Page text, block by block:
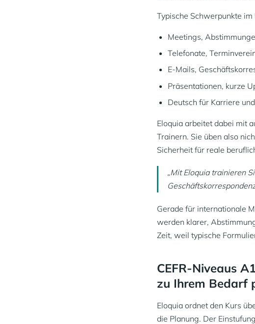
Typische Schwerpunkte
Meetings,
Telefonate,
E-Mails,
Präsentationen, kurze
Deutsch für Karriere
Eloquia arbeitet dabei mit
Trainern. Sie üben also
Sicherheit für reale
„Mit Eloquia trainieren
Gerade für internationale
werden klarer,
Zeit, weil typische
CEFR-Niveaus
zu Ihrem Bedarf
Eloquia ordnet den Kurs
die Planung. Der